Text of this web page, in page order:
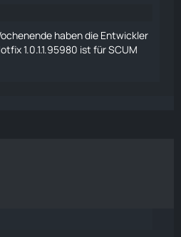
haben die Entwickler
1.0.1.1.95980 ist für SCUM